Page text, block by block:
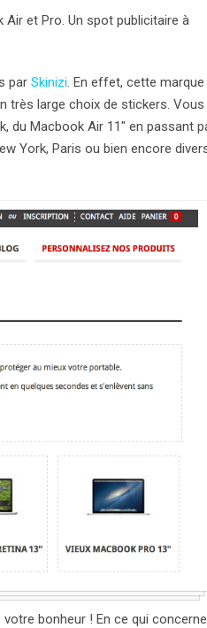
et Pro. Un spot publicitaire à
par Skinizi. En effet, cette marque
très large choix de stickers. Vous
du Macbook Air 11″ en passant
York, Paris ou bien encore
bonheur ! En ce qui concerne